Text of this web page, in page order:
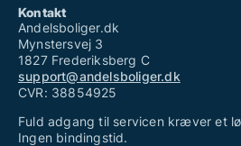
Kontakt
Andelsboliger.dk
Mynstersvej 3
1827 Frederiksberg C
support@andelsboliger.dk
CVR: 38854925
Fuld adgang til servicen kræver et
Ingen bindingstid.